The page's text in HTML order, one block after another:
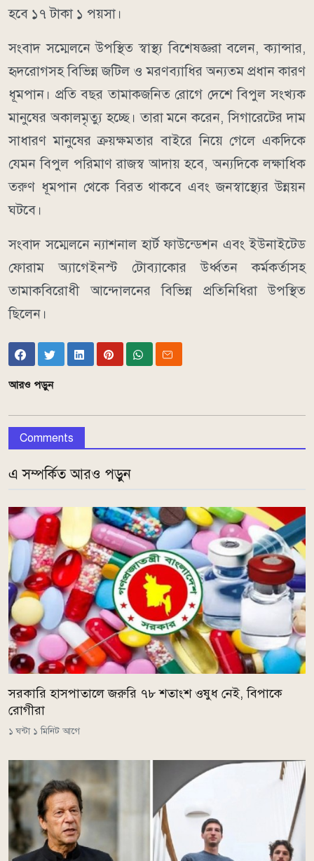
হবে ১৭ টাকা ১ পয়সা।
সংবাদ সম্মেলনে উপস্থিত স্বাস্থ্য বিশেষজ্ঞরা বলেন, ক্যান্সার,
হৃদরোগসহ বিভিন্ন জটিল ও মরণব্যাধির অন্যতম প্রধান কারণ
ধূমপান। প্রতি বছর তামাকজনিত রোগে দেশে বিপুল সংখ্যক
মানুষের অকালমৃত্যু হচ্ছে। তারা মনে করেন, সিগারেটের দাম
সাধারণ মানুষের ক্রয়ক্ষমতার বাইরে নিয়ে গেলে একদিকে
যেমন বিপুল পরিমাণ রাজস্ব আদায় হবে, অন্যদিকে লক্ষাধিক
তরুণ ধূমপান থেকে বিরত থাকবে এবং জনস্বাস্থ্যের উন্নয়ন
ঘটবে।
সংবাদ সম্মেলনে ন্যাশনাল হার্ট ফাউন্ডেশন এবং ইউনাইটেড
ফোরাম অ্যাগেইনস্ট টোব্যাকোর উর্ধ্বতন কর্মকর্তাসহ
তামাকবিরোধী আন্দোলনের বিভিন্ন প্রতিনিধিরা উপস্থিত
ছিলেন।
আরও পড়ুন
Comments
এ সম্পর্কিত আরও পড়ুন
সরকারি হাসপাতালে জরুরি ৭৮ শতাংশ ওষুধ নেই, বিপাকে
রোগীরা
১ ঘন্টা ১ মিনিট আগে